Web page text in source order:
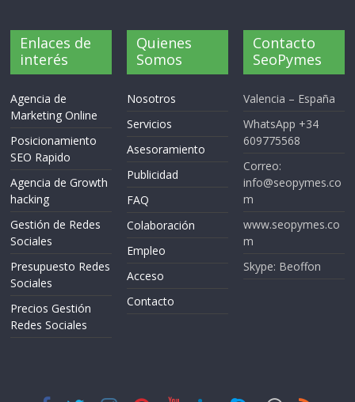
Enlaces de
interés
Agencia de
Marketing Online
Posicionamiento
SEO Rapido
Agencia de Growth
hacking
Gestión de Redes
Sociales
Presupuesto Redes
Sociales
Precios Gestión
Redes Sociales
Quienes
Somos
Nosotros
Servicios
Asesoramiento
Publicidad
FAQ
Colaboración
Empleo
Acceso
Contacto
Contacto
SeoPymes
Valencia – España
WhatsApp +34
609775568
Correo:
info@seopymes.co
m
www.seopymes.co
m
Skype: Beoffon